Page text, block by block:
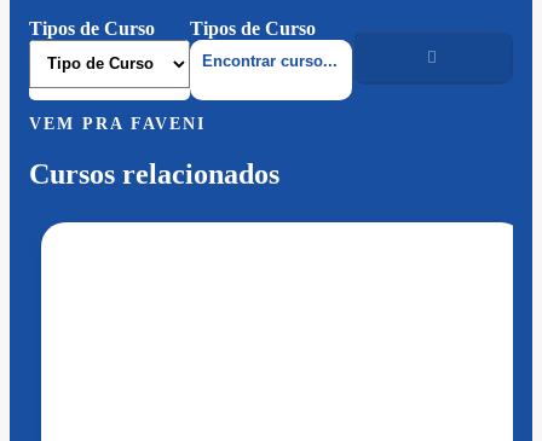
Tipos de Curso
Tipos de Curso
VEM PRA FAVENI
Cursos relacionados